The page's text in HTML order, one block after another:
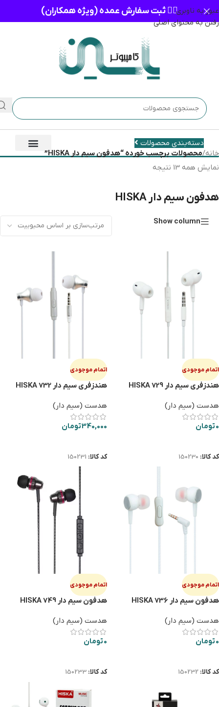
عبور به ناوبری
رفتن به محتوای اصلی
👈🏻 ثبت سفارش عمده (ویژه همکاران)
دسته‌بندی محصولات
خانه/محصولات برچسب خورده “هدفون سیم دار HISKA”
نمایش همه 13 نتیجه
هدفون سیم دار HISKA
Show column
اتمام موجودی
هندزفری سیم دار HISKA 729
هدست (سیم دار)
0تومان
کد کالا: 150230
اتمام موجودی
هندزفری سیم دار HISKA 732
هدست (سیم دار)
340,000تومان
کد کالا: 150231
اتمام موجودی
هدفون سیم دار HISKA 736
هدست (سیم دار)
0تومان
کد کالا: 150232
اتمام موجودی
هدفون سیم دار HISKA 749
هدست (سیم دار)
0تومان
کد کالا: 150233